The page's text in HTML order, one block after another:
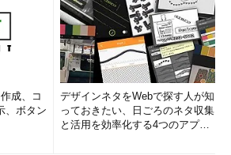
ベースのコンピュータで Windows
するときに、エラー メッセージ "エラー
た: コード 0x80240029" が表示される
情報 934562）
に Windows Server Update Services の
得するクライアント コンピューター時
成、コ
、ボタン
デザインネタをWebで探す人が知
っておきたい、日ごろのネタ収集
と活用を効率化する4つのアプリ